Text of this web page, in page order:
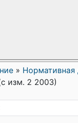
» Нормативная
изм. 2 2003)